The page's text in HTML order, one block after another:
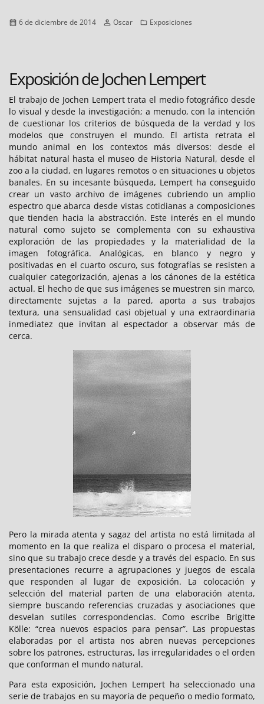
Publicado
6 de diciembre de 2014 Autor
Oscar Categorías
Exposiciones
Exposición de Jochen Lempert
El trabajo de Jochen Lempert trata el medio fotográfico desde
lo visual y desde la investigación; a menudo, con la intención
de cuestionar los criterios de búsqueda de la verdad y los
modelos que construyen el mundo. El artista retrata el
mundo animal en los contextos más diversos: desde el
hábitat natural hasta el museo de Historia Natural, desde el
zoo a la ciudad, en lugares remotos o en situaciones u objetos
banales. En su incesante búsqueda, Lempert ha conseguido
crear un vasto archivo de imágenes cubriendo un amplio
espectro que abarca desde vistas cotidianas a composiciones
que tienden hacia la abstracción. Este interés en el mundo
natural como sujeto se complementa con su exhaustiva
exploración de las propiedades y la materialidad de la
imagen fotográfica. Analógicas, en blanco y negro y
positivadas en el cuarto oscuro, sus fotografías se resisten a
cualquier categorización, ajenas a los cánones de la estética
actual. El hecho de que sus imágenes se muestren sin marco,
directamente sujetas a la pared, aporta a sus trabajos
textura, una sensualidad casi objetual y una extraordinaria
inmediatez que invitan al espectador a observar más de
cerca.
Pero la mirada atenta y sagaz del artista no está limitada al
momento en la que realiza el disparo o procesa el material,
sino que su trabajo crece desde y a través del espacio. En sus
presentaciones recurre a agrupaciones y juegos de escala
que responden al lugar de exposición. La colocación y
selección del material parten de una elaboración atenta,
siempre buscando referencias cruzadas y asociaciones que
desvelan sutiles correspondencias. Como escribe Brigitte
Kölle: “crea nuevos espacios para pensar”. Las propuestas
elaboradas por el artista nos abren nuevas percepciones
sobre los patrones, estructuras, las irregularidades o el orden
que conforman el mundo natural.
Para esta exposición, Jochen Lempert ha seleccionado una
serie de trabajos en su mayoría de pequeño o medio formato,